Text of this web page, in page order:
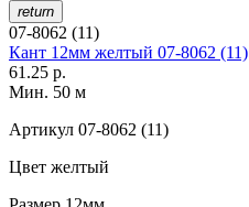
return
07-8062 (11)
Кант 12мм желтый 07-8062 (11)
61.25 р.
Мин. 50 м
Артикул 07-8062 (11)
Цвет желтый